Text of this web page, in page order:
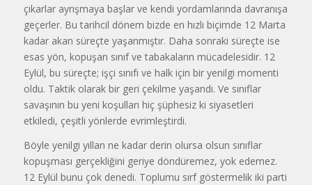
çıkarlar ayrışmaya başlar ve kendi yordamlarında davranışa
geçerler. Bu tarihcil dönem bizde en hızlı biçimde 12 Marta
kadar akan süreçte yaşanmıştır. Daha sonraki süreçte ise
esas yön, kopuşan sınıf ve tabakaların mücadelesidir. 12
Eylül, bu süreçte; işçi sınıfı ve halk için bir yenilgi momenti
oldu. Taktik olarak bir geri çekilme yaşandı. Ve sınıflar
savaşının bu yeni koşulları hiç şüphesiz ki siyasetleri
etkiledi, çeşitli yönlerde evrimleştirdi.
Böyle yenilgi yıllan ne kadar derin olursa olsun sınıflar
kopuşması gerçekliğini geriye döndüremez, yok edemez.
12 Eylül bunu çok denedi. Toplumu sırf göstermelik iki parti